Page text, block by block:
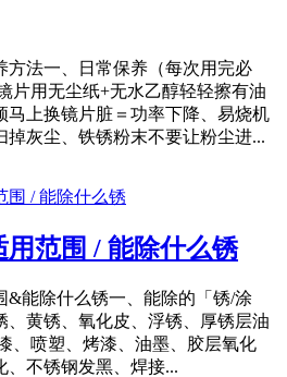
方法一、日常保养（每次用完必
片用无尘纸+无水乙醇轻轻擦有油
马上换镜片脏＝功率下降、易烧机
掉灰尘、铁锈粉末不要让粉尘进...
范围 / 能除什么锈
&能除什么锈一、能除的「锈/涂
、黄锈、氧化皮、浮锈、厚锈层油
、喷塑、烤漆、油墨、胶层氧化
、不锈钢发黑、焊接...